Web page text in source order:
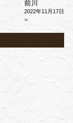
前川
2022年11月17日
»